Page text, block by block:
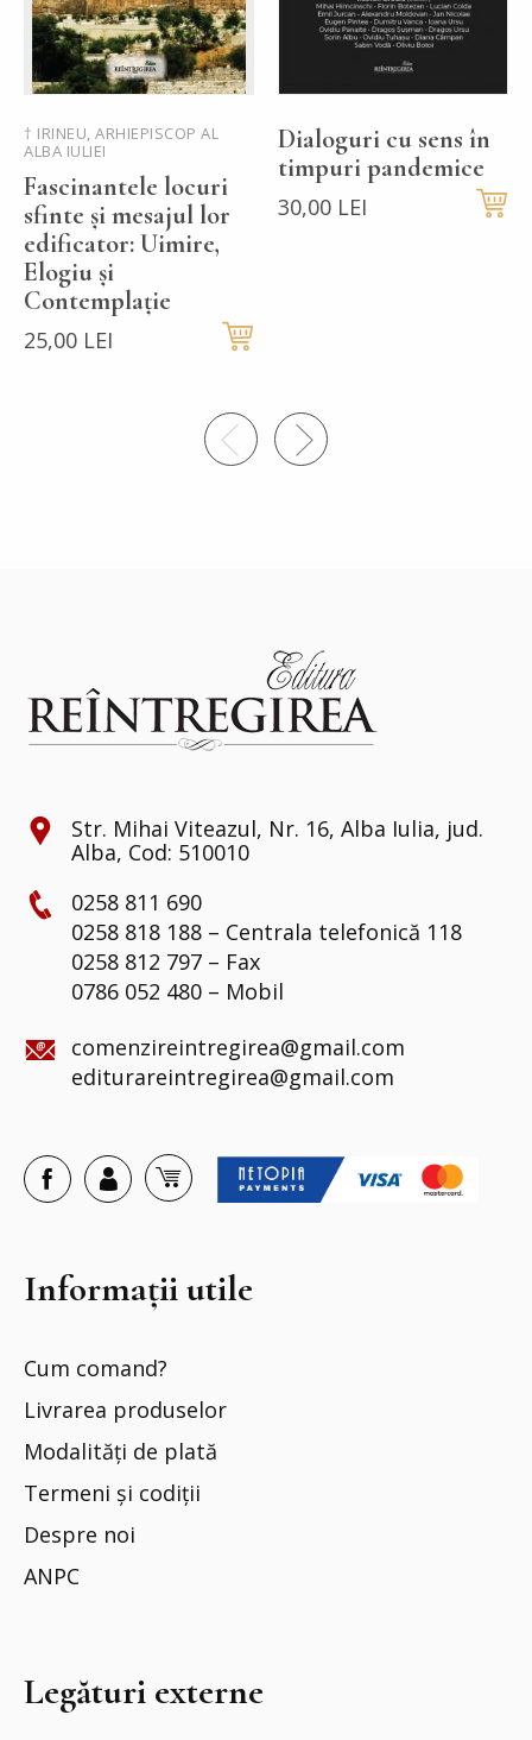
† IRINEU, ARHIEPISCOP AL
ALBA IULIEI
Fascinantele locuri
sfinte și mesajul lor
edificator: Uimire,
Elogiu și
Contemplație
25,00 LEI
Dialoguri cu sens în
timpuri pandemice
30,00 LEI
Str. Mihai Viteazul, Nr. 16, Alba Iulia, jud.
Alba, Cod: 510010
0258 811 690
0258 818 188 – Centrala telefonică 118
0258 812 797 – Fax
0786 052 480 – Mobil
comenzireintregirea@gmail.com
editurareintregirea@gmail.com
Informații utile
Cum comand?
Livrarea produselor
Modalități de plată
Termeni și codiții
Despre noi
ANPC
Legături externe